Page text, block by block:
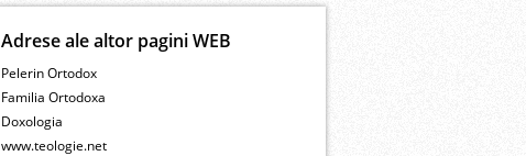
Adrese ale altor pagini WEB
Pelerin Ortodox
Familia Ortodoxa
Doxologia
www.teologie.net